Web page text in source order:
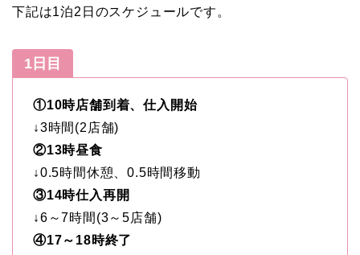
下記は1泊2日のスケジュールです。
1日目
①10時店舗到着、仕入開始
↓3時間(2店舗)
②13時昼食
↓0.5時間休憩、0.5時間移動
③14時仕入再開
↓6～7時間(3～5店舗)
④17～18時終了